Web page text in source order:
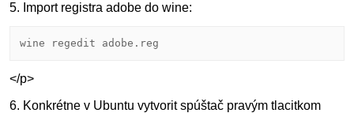
5. Import registra adobe do wine:
wine regedit adobe.reg
</p>
6. Konkrétne v Ubuntu vytvorit spúštač pravým tlacitkom